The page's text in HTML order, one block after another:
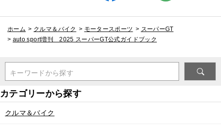
ホーム > クルマ＆バイク > モータースポーツ > スーパーGT
> auto sport増刊 2025 スーパーGT公式ガイドブック
キーワードから探す
クルマ＆バイク